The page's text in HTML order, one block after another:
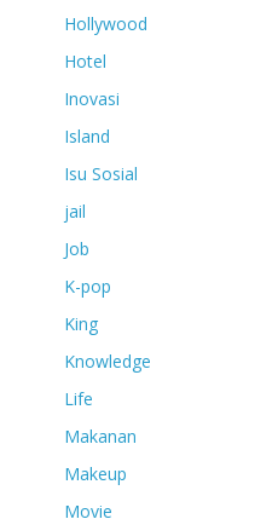
Hollywood
Hotel
Inovasi
Island
Isu Sosial
jail
Job
K-pop
King
Knowledge
Life
Makanan
Makeup
Movie